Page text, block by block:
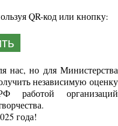
QR-код или кнопку:
нас, но для Министерства
независимую оценку
работой организаций
года!